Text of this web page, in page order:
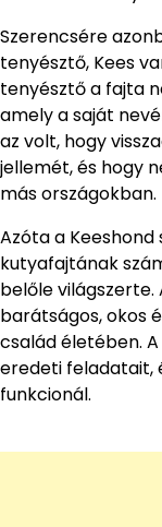
Szerencsére
tenyésztő, Kees
tenyésztő a fajta
amely a saját
az volt, hogy
jellemét, és hogy
más országokban.
Azóta a
kutyafajtának
belőle
barátságos, okos
család életében.
eredeti feladatait,
funkcionál.